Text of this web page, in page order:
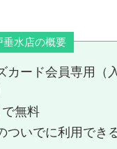
垂水店の概要
カード会員専用（
無料
ついでに利用でき